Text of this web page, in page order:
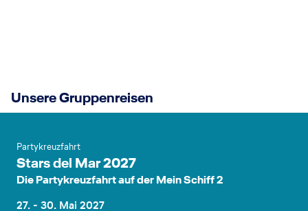
Unsere Gruppenreisen
Partykreuzfahrt
Stars del Mar 2027
Die Partykreuzfahrt auf der Mein Schiff 2
27. - 30. Mai 2027